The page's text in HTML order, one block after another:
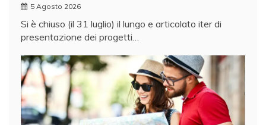
5 Agosto 2026
Si è chiuso (il 31 luglio) il lungo e articolato iter di
presentazione dei progetti…